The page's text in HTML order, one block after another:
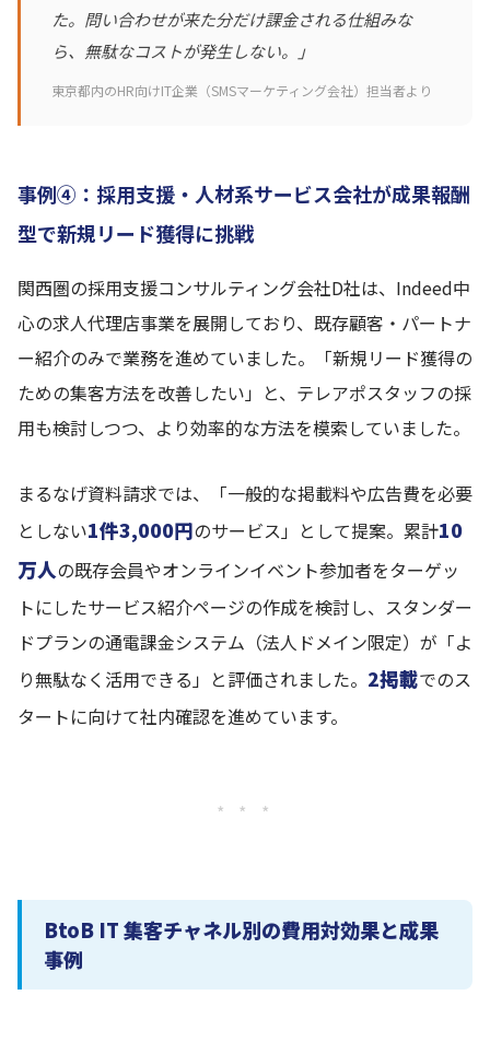
た。問い合わせが来た分だけ課金される仕組みな
ら、無駄なコストが発生しない。」
東京都内のHR向けIT企業（SMSマーケティング会社）担当者より
事例④：採用支援・人材系サービス会社が成果報酬
型で新規リード獲得に挑戦
関西圏の採用支援コンサルティング会社D社は、Indeed中
心の求人代理店事業を展開しており、既存顧客・パートナ
ー紹介のみで業務を進めていました。「新規リード獲得の
ための集客方法を改善したい」と、テレアポスタッフの採
用も検討しつつ、より効率的な方法を模索していました。
まるなげ資料請求では、「一般的な掲載料や広告費を必要
としない1件3,000円のサービス」として提案。累計10
万人の既存会員やオンラインイベント参加者をターゲッ
トにしたサービス紹介ページの作成を検討し、スタンダー
ドプランの通電課金システム（法人ドメイン限定）が「よ
り無駄なく活用できる」と評価されました。 2掲載でのス
タートに向けて社内確認を進めています。
* * *
BtoB IT 集客チャネル別の費用対効果と成果
事例